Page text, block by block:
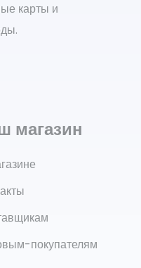
карты и
магазин
покупателям